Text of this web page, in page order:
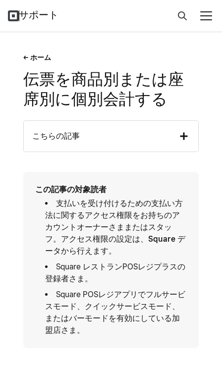
サポート
ホーム
伝票を商品別または座
席別に個別会計する
こちらの記事
この記事の対象読者
支払いを受け付けるための支払い方
法に関するアクセス権限をお持ちのア
カウントオーナーさままたはスタッ
フ。アクセス権限の設定は、 Square デ
ータから行えます。
Square レストランPOSレジプラスの
登録者さま。
Square POSレジアプリでフルサービ
スモード、クイックサービスモード、
またはバーモードを有効にしている加
盟店さま。